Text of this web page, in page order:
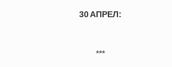
30 АПРЕЛ:
***